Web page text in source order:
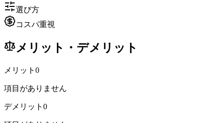
選び方
コスパ重視
メリット・デメリット
メリット 0
項目がありません
デメリット 0